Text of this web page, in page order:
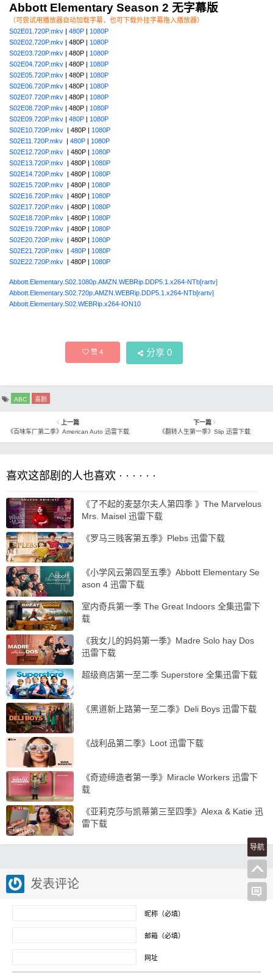
Abbott Elementary Season 2 无字幕版
（可尝试用播放器自动加载字幕，也可下载外挂字幕拖入播放器）
S02E01.720P.mkv | 480P | 1080P
S02E02.720P.mkv | 480P | 1080P
S02E03.720P.mkv | 480P | 1080P
S02E04.720P.mkv | 480P | 1080P
S02E05.720P.mkv | 480P | 1080P
S02E06.720P.mkv | 480P | 1080P
S02E07.720P.mkv | 480P | 1080P
S02E08.720P.mkv | 480P | 1080P
S02E09.720P.mkv | 480P | 1080P
S02E10.720P.mkv | 480P | 1080P
S02E11.720P.mkv | 480P | 1080P
S02E12.720P.mkv | 480P | 1080P
S02E13.720P.mkv | 480P | 1080P
S02E14.720P.mkv | 480P | 1080P
S02E15.720P.mkv | 480P | 1080P
S02E16.720P.mkv | 480P | 1080P
S02E17.720P.mkv | 480P | 1080P
S02E18.720P.mkv | 480P | 1080P
S02E19.720P.mkv | 480P | 1080P
S02E20.720P.mkv | 480P | 1080P
S02E21.720P.mkv | 480P | 1080P
S02E22.720P.mkv | 480P | 1080P
Abbott.Elementary.S02.1080p.AMZN.WEBRip.DDP5.1.x264-NTb[rartv]
Abbott.Elementary.S02.720p.AMZN.WEBRip.DDP5.1.x264-NTb[rartv]
Abbott.Elementary.S02.WEBRip.x264-ION10
赞4 分享 0
ABC 喜剧
上一篇
《百味车厂第二季》American Auto 迅雷下载
下一篇
《翻转人生第一季》Slip 迅雷下载
喜欢这部剧的人也喜欢 · · · · · ·
《了不起的麦瑟尔夫人第四季 》The Marvelous
Mrs. Maisel 迅雷下载
《罗马三贱客第五季》Plebs 迅雷下载
《小学风云第四至五季》Abbott Elementary Se
ason 4 迅雷下载
室内奇兵第一季 The Great Indoors 全集迅雷下
载
《我女儿的妈妈第一季》Madre Solo hay Dos
迅雷下载
超级商店第一至二季 Superstore 全集迅雷下载
《黑道新上路第一至二季》Deli Boys 迅雷下载
《战利品第二季》Loot 迅雷下载
《奇迹缔造者第一季》Miracle Workers 迅雷下
载
《亚莉克莎与凯蒂第三至四季》Alexa & Katie 迅
雷下载
发表评论
昵称（必填）
邮箱（必填）
网址
导航